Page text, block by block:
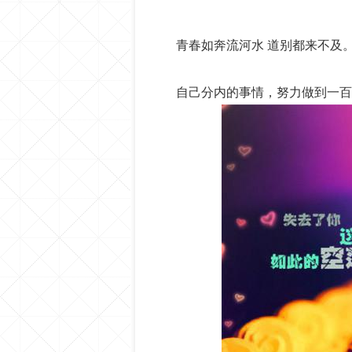
青春如奔流河水 道别都来不及
自己分内的事情，努力做到一